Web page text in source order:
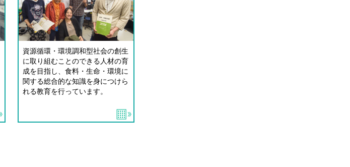
資源循環・環境調和型社会の創生
に取り組むことのできる人材の育
成を目指し、食料・生命・環境に
関する総合的な知識を身につけら
れる教育を行っています。